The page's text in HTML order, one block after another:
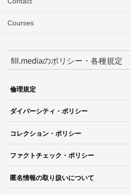
Courses
fill.mediaのポリシー・各種規定
倫理規定
ダイバーシティ・ポリシー
コレクション・ポリシー
ファクトチェック・ポリシー
匿名情報の取り扱いについて